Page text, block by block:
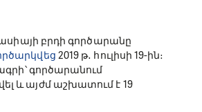
բրդի գործարանը
2019 թ․ հուլիսի 19-ին։
գործարանում
և այժմ աշխատում է 19